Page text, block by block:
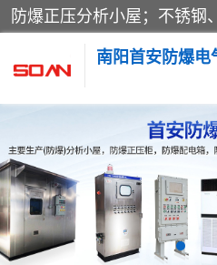
南阳首安防爆电
防爆小屋
防爆空调
防爆控制箱